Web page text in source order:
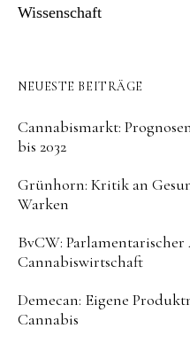
Wissenschaft
NEUESTE BEITRÄGE
Cannabismarkt:
bis 2032
Grünhorn: Kritik an
Warken
BvCW:
Cannabiswirtschaft
Demecan: Eigene
Cannabis